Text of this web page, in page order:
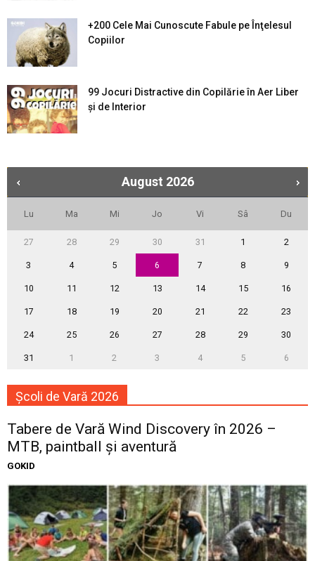
+200 Cele Mai Cunoscute Fabule pe Înţelesul
Copiilor
99 Jocuri Distractive din Copilărie în Aer Liber
şi de Interior
August 2026
Lu Ma Mi Jo Vi Sâ Du
27 28 29 30 31 1 2
3 4 5 6 7 8 9
10 11 12 13 14 15 16
17 18 19 20 21 22 23
24 25 26 27 28 29 30
31 1 2 3 4 5 6
Școli de Vară 2026
Tabere de Vară Wind Discovery în 2026 –
MTB, paintball și aventură
GOKID